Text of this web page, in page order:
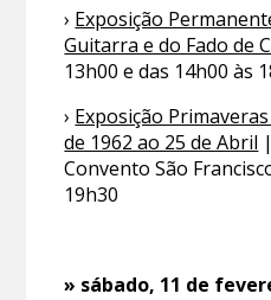
› Exposição
Guitarra e do Fado de
13h00 e das 14h00 às
› Exposição
de 1962 ao 25 de Abril
Convento São
19h30
» sábado, 11 de